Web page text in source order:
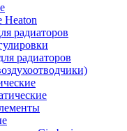
Heaton
радиаторов
радиаторов